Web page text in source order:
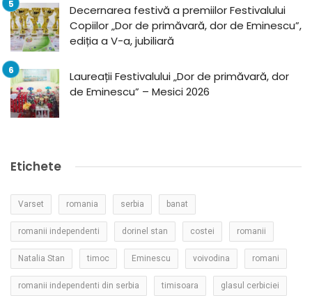
Decernarea festivă a premiilor Festivalului
Copiilor „Dor de primăvară, dor de Eminescu”,
ediția a V-a, jubiliară
Laureații Festivalului „Dor de primăvară, dor
de Eminescu” – Mesici 2026
Etichete
Varset romania serbia banat
romanii independenti dorinel stan costei romanii
Natalia Stan timoc Eminescu voivodina romani
romanii independenti din serbia timisoara glasul cerbiciei